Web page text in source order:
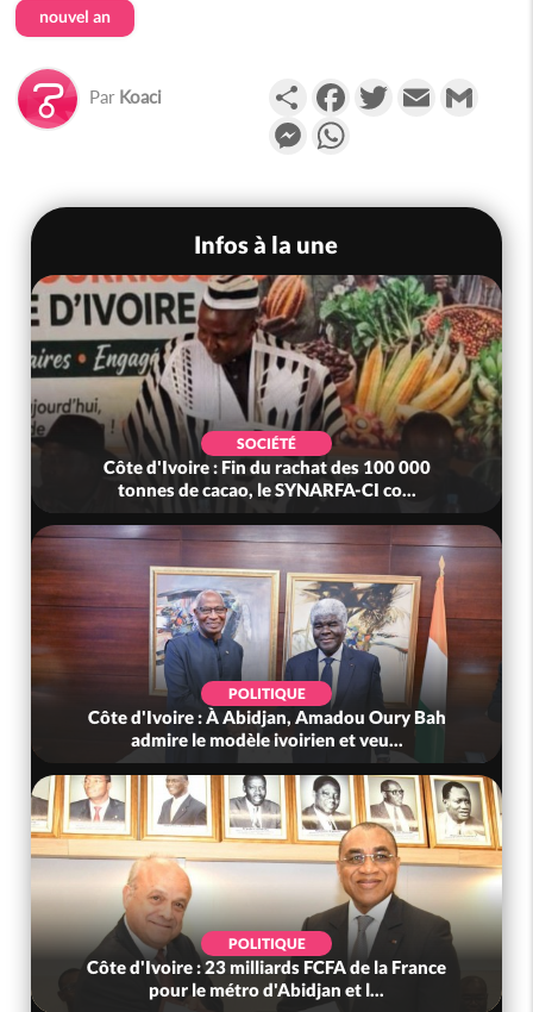
nouvel an
Par Koaci PartagerFacebookTwitterEmail
Messenger
Infos à la une
SOCIÉTÉ
Côte d'Ivoire : Fin du rachat des 100 000
tonnes de cacao, le SYNARFA-CI co...
POLITIQUE
Côte d'Ivoire : À Abidjan, Amadou Oury Bah
admire le modèle ivoirien et veu...
POLITIQUE
Côte d'Ivoire : 23 milliards FCFA de la France
pour le métro d'Abidjan et l...